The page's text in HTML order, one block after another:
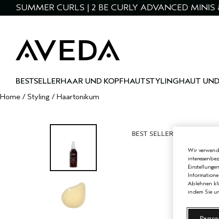
SUMMER CURLS | 2 BE CURLY ADVANCED
BESTSELLERHAAR UND KOPFHAUTSTYLINGHAUT
Home / Styling / Haartonikum
BEST SELLER
Wir
Ablehnen
indem Sie